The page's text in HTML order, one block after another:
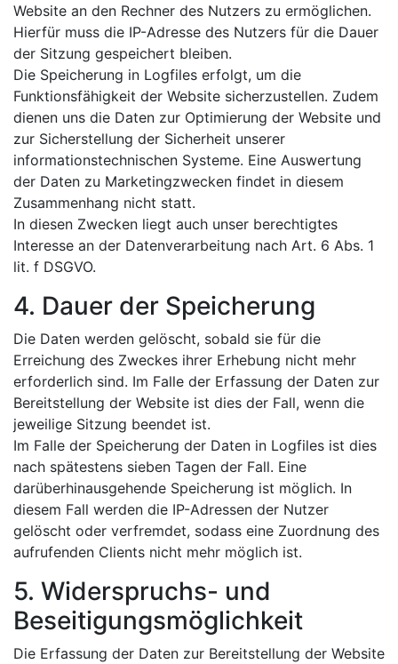
Website an den Rechner des Nutzers zu ermöglichen.
Hierfür muss die IP-Adresse des Nutzers für die Dauer
der Sitzung gespeichert bleiben.
Die Speicherung in Logfiles erfolgt, um die
Funktionsfähigkeit der Website sicherzustellen. Zudem
dienen uns die Daten zur Optimierung der Website und
zur Sicherstellung der Sicherheit unserer
informationstechnischen Systeme. Eine Auswertung
der Daten zu Marketingzwecken findet in diesem
Zusammenhang nicht statt.
In diesen Zwecken liegt auch unser berechtigtes
Interesse an der Datenverarbeitung nach Art. 6 Abs. 1
lit. f DSGVO.
4. Dauer der Speicherung
Die Daten werden gelöscht, sobald sie für die
Erreichung des Zweckes ihrer Erhebung nicht mehr
erforderlich sind. Im Falle der Erfassung der Daten zur
Bereitstellung der Website ist dies der Fall, wenn die
jeweilige Sitzung beendet ist.
Im Falle der Speicherung der Daten in Logfiles ist dies
nach spätestens sieben Tagen der Fall. Eine
darüberhinausgehende Speicherung ist möglich. In
diesem Fall werden die IP-Adressen der Nutzer
gelöscht oder verfremdet, sodass eine Zuordnung des
aufrufenden Clients nicht mehr möglich ist.
5. Widerspruchs- und
Beseitigungsmöglichkeit
Die Erfassung der Daten zur Bereitstellung der Website